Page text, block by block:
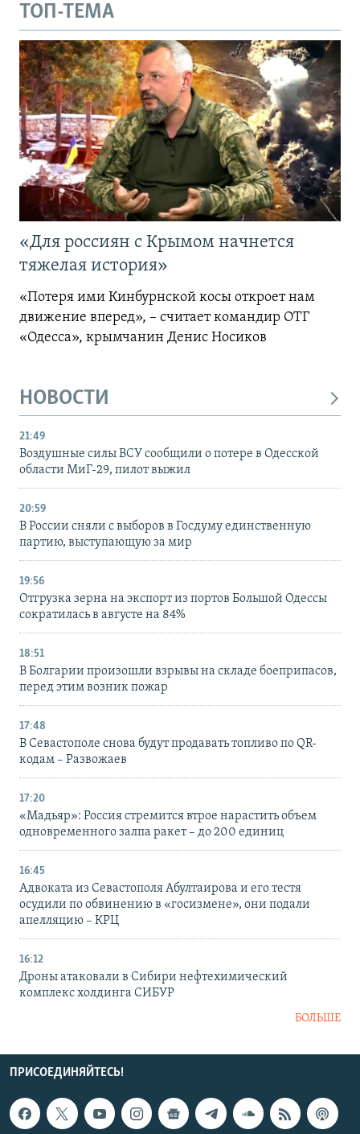
ТОП-ТЕМА
«Для россиян с Крымом начнется
тяжелая история»
«Потеря ими Кинбурнской косы откроет нам
движение вперед», – считает командир ОТГ
«Одесса», крымчанин Денис Носиков
НОВОСТИ
21:49
Воздушные силы ВСУ сообщили о потере в Одесской
области МиГ-29, пилот выжил
20:59
В России сняли с выборов в Госдуму единственную
партию, выступающую за мир
19:56
Отгрузка зерна на экспорт из портов Большой Одессы
сократилась в августе на 84%
18:51
В Болгарии произошли взрывы на складе боеприпасов,
перед этим возник пожар
17:48
В Севастополе снова будут продавать топливо по QR-
кодам – Развожаев
17:20
«Мадьяр»: Россия стремится втрое нарастить объем
одновременного залпа ракет – до 200 единиц
16:45
Адвоката из Севастополя Абултаирова и его тестя
осудили по обвинению в «госизмене», они подали
апелляцию – КРЦ
16:12
Дроны атаковали в Сибири нефтехимический
комплекс холдинга СИБУР
БОЛЬШЕ
ПРИСОЕДИНЯЙТЕСЬ!